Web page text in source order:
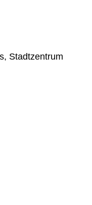
Stadtzentrum